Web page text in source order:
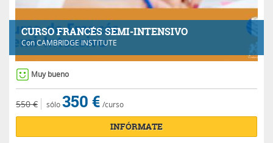
CURSO FRANCÉS SEMI-INTENSIVO
ConCAMBRIDGE INSTITUTE
Muy bueno
550 € sólo350 € /curso
INFÓRMATE